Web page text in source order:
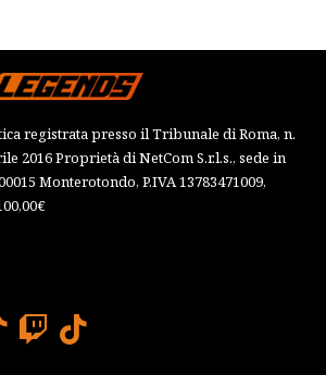
registrata presso il Tribunale di Roma, n.
2016 Proprietà di NetCom S.r.l.s., sede in
Monterotondo, P.IVA 13783471009,